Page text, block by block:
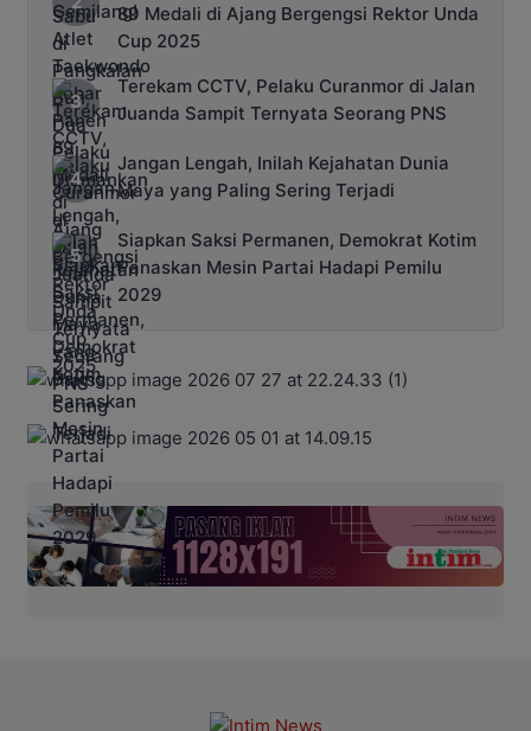
89 Medali di Ajang Bergengsi Rektor Unda
Cup 2025
Terekam CCTV, Pelaku Curanmor di Jalan
Juanda Sampit Ternyata Seorang PNS
Jangan Lengah, Inilah Kejahatan Dunia
Maya yang Paling Sering Terjadi
Siapkan Saksi Permanen, Demokrat Kotim
Panaskan Mesin Partai Hadapi Pemilu
2029